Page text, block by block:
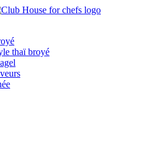
thaï broyé